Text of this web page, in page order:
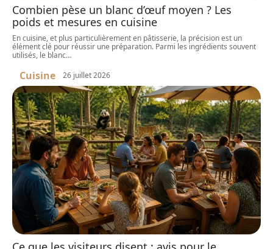
Combien pèse un blanc d’œuf moyen ? Les
poids et mesures en cuisine
En cuisine, et plus particulièrement en pâtisserie, la précision est un
élément clé pour réussir une préparation. Parmi les ingrédients souvent
utilisés, le blanc…
Cuisine 26 juillet 2026